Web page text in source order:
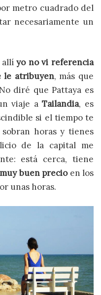
metro cuadrado del
necesariamente un
allíyo no vi referencia
le atribuyen, más que
diré que Pattaya es
viaje aTailandia, es
si el tiempo te
horas y tienes
de la capital me
está cerca, tiene
buen precioen los
unas horas.